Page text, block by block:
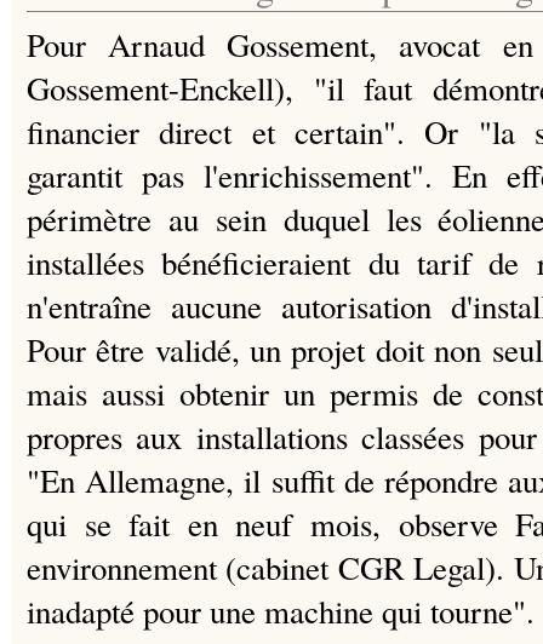
Pour Arnaud Gossement, avocat
Gossement-Enckell), "il faut
financier direct et certain". Or "la
garantit pas l'enrichissement". En
périmètre au sein duquel les
installées bénéficieraient du tarif de
n'entraîne aucune autorisation
Pour être validé, un projet doit non
mais aussi obtenir un permis de
propres aux installations classées
"En Allemagne, il suffit de répondre
qui se fait en neuf mois, observe
environnement (cabinet CGR Legal).
inadapté pour une machine qui tourne".